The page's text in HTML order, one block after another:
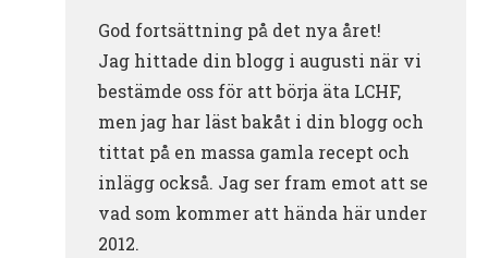
God fortsättning på det nya året!
Jag hittade din blogg i augusti när vi
bestämde oss för att börja äta LCHF,
men jag har läst bakåt i din blogg och
tittat på en massa gamla recept och
inlägg också. Jag ser fram emot att se
vad som kommer att hända här under
2012.